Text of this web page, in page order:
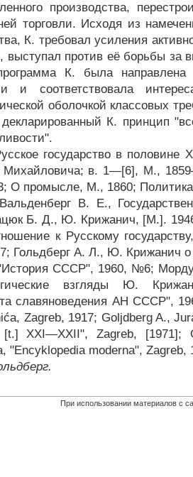
производства,
торговли. Исходя из
К. требовал усиления
выступал против её борьбы за
К. была направлена
и соответствовала
оболочкой классовых
К. принцип
государство в половине
Михайловича; в. 1—[6], М.,
О промысле, М., 1860;
В. Е.,
Б. Д., Ю. Крижанич, [М.].
к Русскому
Гольдберг А. Л., Ю. Крижанич
СССР", 1960, №6;
взгляды Ю.
славяноведения АН СССР",
Zagreb, 1917; Goljdberg A.,
[t.] XXI—XXII", Zagreb,
"Encyklopedia moderna",
При использовании материалов с